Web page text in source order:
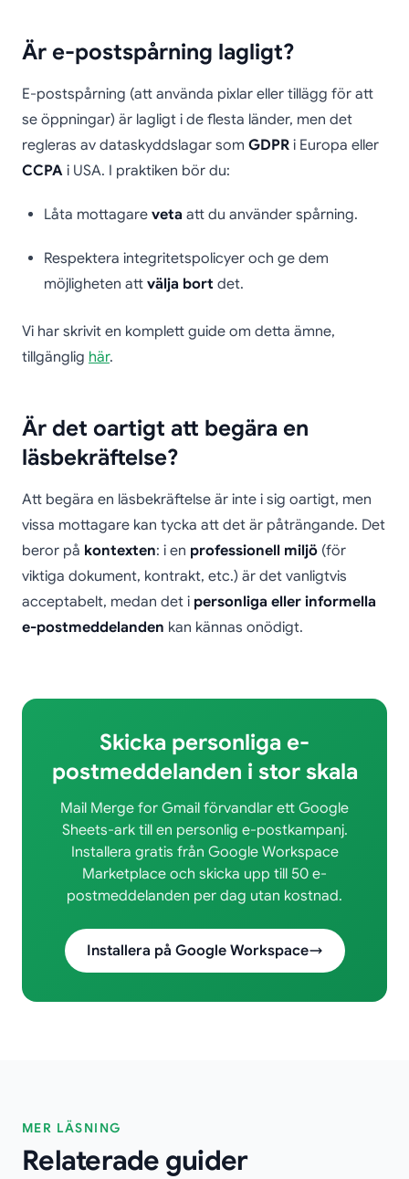
Är e-postspårning lagligt?
E-postspårning (att använda pixlar eller tillägg för att
se öppningar) är lagligt i de flesta länder, men det
regleras av dataskyddslagar som GDPR i Europa eller
CCPA i USA. I praktiken bör du:
Låta mottagare veta att du använder spårning.
Respektera integritetspolicyer och ge dem
möjligheten att välja bort det.
Vi har skrivit en komplett guide om detta ämne,
tillgänglig här.
Är det oartigt att begära en
läsbekräftelse?
Att begära en läsbekräftelse är inte i sig oartigt, men
vissa mottagare kan tycka att det är påträngande. Det
beror på kontexten: i en professionell miljö (för
viktiga dokument, kontrakt, etc.) är det vanligtvis
acceptabelt, medan det i personliga eller informella
e-postmeddelanden kan kännas onödigt.
Skicka personliga e-
postmeddelanden i stor skala
Mail Merge for Gmail förvandlar ett Google
Sheets-ark till en personlig e-postkampanj.
Installera gratis från Google Workspace
Marketplace och skicka upp till 50 e-
postmeddelanden per dag utan kostnad.
Installera på Google Workspace
MER LÄSNING
Relaterade guider